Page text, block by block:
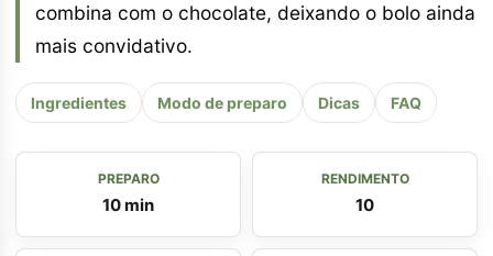
combina com o chocolate, deixando o bolo ainda
mais convidativo.
Ingredientes Modo de preparo Dicas FAQ
PREPARO
10 min
RENDIMENTO
10